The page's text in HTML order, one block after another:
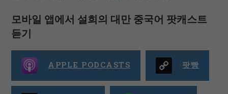
모바일 앱에서 설희의 대만 중국어 팟캐스트
듣기
APPLE PODCASTS 팟빵